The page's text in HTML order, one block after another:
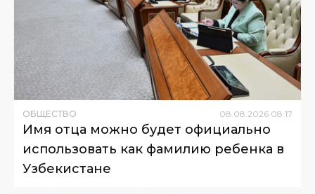
ОБЩЕСТВО 08.08.2026 08:17
Имя отца можно будет официально
использовать как фамилию ребенка в
Узбекистане